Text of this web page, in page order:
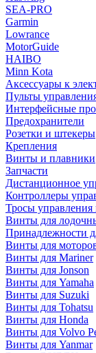
SEA-PRO
Garmin
Lowrance
MotorGuide
HAIBO
Minn Kota
Аксессуары к
Пульты
Интерфейсные
Предохранители
Розетки и штекеры
Крепления
Винты и плавники
Запчасти
Дистанционное
Контроллеры
Тросы управления
Винты для
Принадлежности
Винты для
Винты для Mariner
Винты для Jonson
Винты для Yamaha
Винты для Suzuki
Винты для Tohatsu
Винты для Honda
Винты для Volvo
Винты для Yanmar